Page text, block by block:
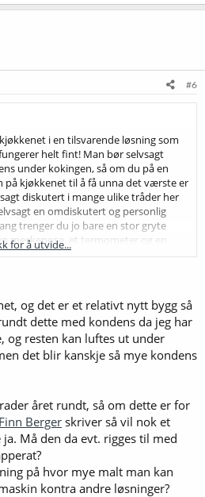
#6
i en tilsvarende løsning som
helt fint! Man bør selvsagt
under kokingen, så om du på en
på kjøkkenet til å få unna det værste er
diskutert i mange ulike tråder her
en omdiskutert og personlig
trenger du jo bare en stor gryte
meskepose, et termometer og en
er jo en veldig fleksibel og god
fall hva penger angår, opp til en
deg å holde styr på prosessen og
men du får ofte en del andre
du kan bruke, eller hvor store
gjøre modifikasjoner på utstyret og
skriver noe om det her antar jeg
Da trenger du jo bare en stor nok
toppen, en tappekran og en
gjære i boden som holder konstant
bryggere er dette med
også under gjæringen, og ønsket
gårdsøl kan fort gjøre at behovet
viktig. Så jeg ville nok fort
fryseboks i boden med
fryseboks finner du billig på Finn.no.
for å utvide...
og det er et relativt nytt bygg så
dette med kondens da jeg har
og resten kan luftes ut under
det blir kanskje så mye kondens
året rundt, så om dette er for
Berger skriver så vil nok et
Må den da evt. rigges til med
på hvor mye malt man kan
kontra andre løsninger?